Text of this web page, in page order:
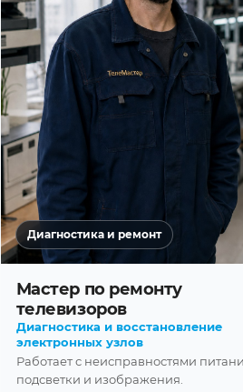
Диагностика и ремонт
Мастер по ремонту
телевизоров
Диагностика и восстановление
электронных узлов
Работает с неисправностями
подсветки и изображения.